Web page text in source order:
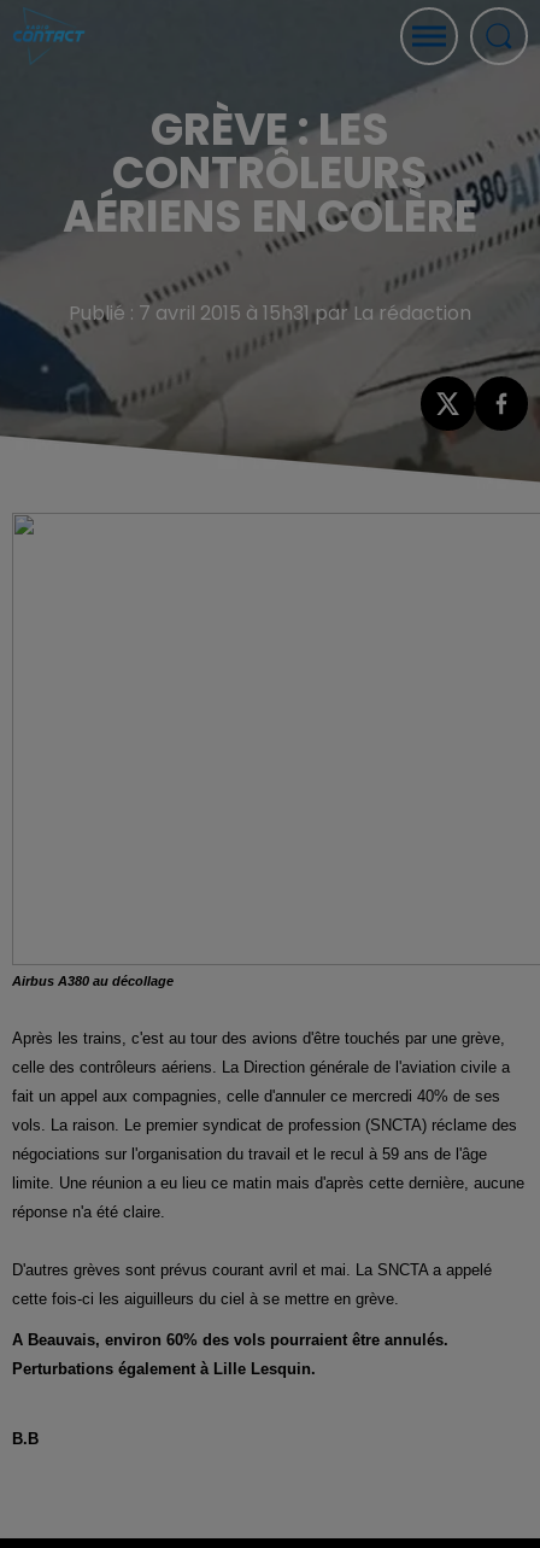
GRÈVE : LES
CONTRÔLEURS
AÉRIENS EN COLÈRE
Publié : 7 avril 2015 à 15h31 par La rédaction
Airbus A380 au décollage
Après les trains, c'est au tour des avions d'être touchés par une grève,
celle des contrôleurs aériens. La Direction générale de l'aviation civile a
fait un appel aux compagnies, celle d'annuler ce mercredi 40% de ses
vols. La raison. Le premier syndicat de profession (SNCTA) réclame des
négociations sur l'organisation du travail et le recul à 59 ans de l'âge
limite. Une réunion a eu lieu ce matin mais d'après cette dernière, aucune
réponse n'a été claire.
D'autres grèves sont prévus courant avril et mai. La SNCTA a appelé
cette fois-ci les aiguilleurs du ciel à se mettre en grève.
A Beauvais, environ 60% des vols pourraient être annulés.
Perturbations également à Lille Lesquin.
B.B